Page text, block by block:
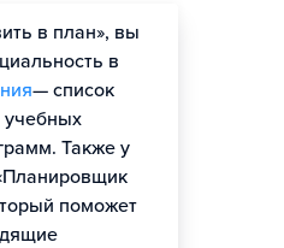
в план», вы
в
— список
Также у
поможет